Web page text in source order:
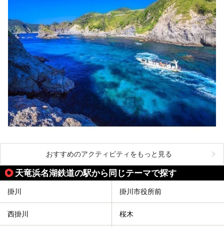
おすすめのアクティビティをもっと見る
天竜浜名湖鉄道の駅から同じテーマで探す
掛川 掛川市役所前
西掛川 桜木